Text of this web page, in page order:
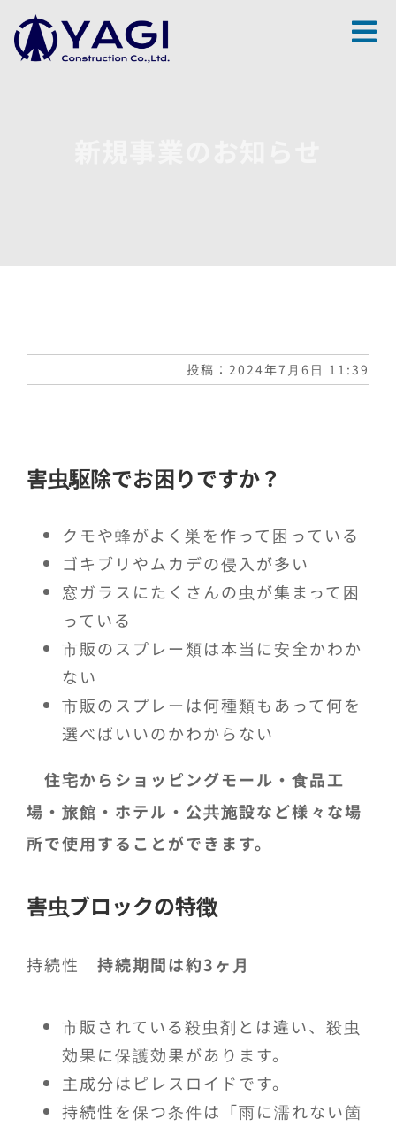
Skip
to
content
投稿：2024年7月6日 11:39
害虫駆除でお困りですか？
クモや蜂がよく巣を作って困っている
ゴキブリやムカデの侵入が多い
窓ガラスにたくさんの虫が集まって困
っている
市販のスプレー類は本当に安全かわか
ない
市販のスプレーは何種類もあって何を
選べばいいのかわからない
住宅からショッピングモール・食品工
場・旅館・ホテル・公共施設など様々な場
所で使用することができます。
害虫ブロックの特徴
持続性 持続期間は約3ヶ月
市販されている殺虫剤とは違い、殺虫
効果に保護効果があります。
主成分はピレスロイドです。
持続性を保つ条件は「雨に濡れない箇